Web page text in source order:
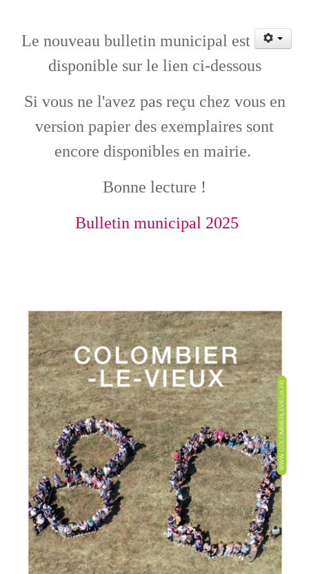
Le nouveau bulletin municipal est
disponible sur le lien ci-dessous
Si vous ne l'avez pas reçu chez vous en
version papier des exemplaires sont
encore disponibles en mairie.
Bonne lecture !
Bulletin municipal 2025